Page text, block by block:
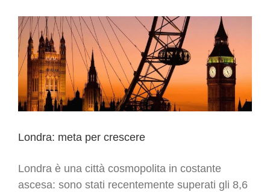
è
un
vantaggio
competitivo
per
gli
Italiani
(anche
secondo
Londra: meta per crescere
Londra è una città cosmopolita in costante
ascesa: sono stati recentemente superati gli 8,6